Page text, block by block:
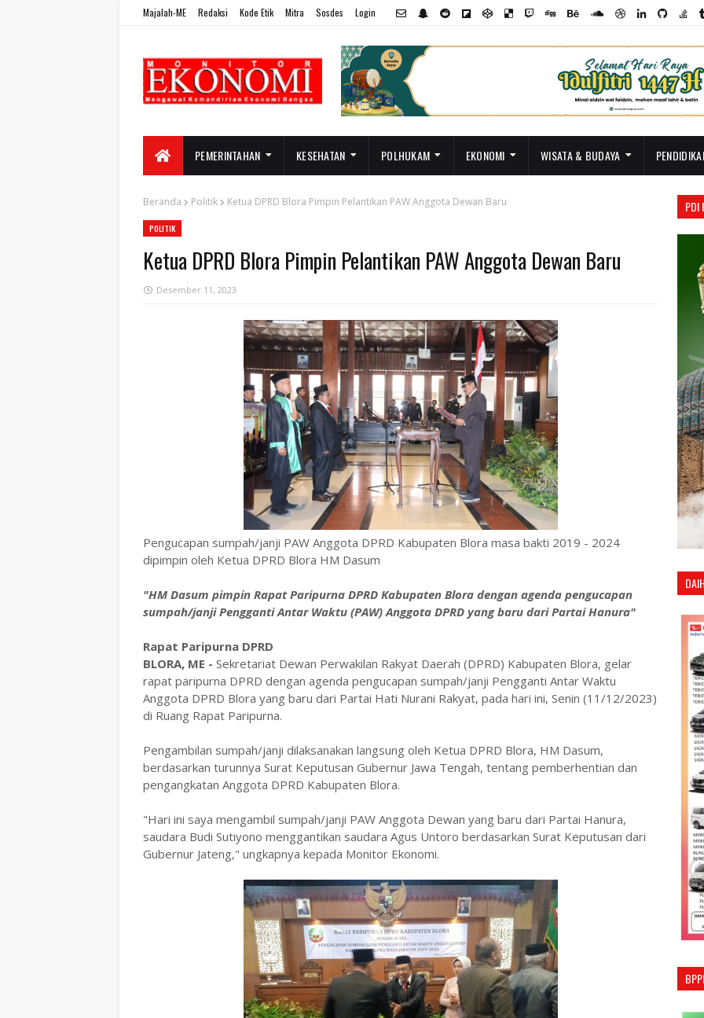
Majalah-ME Redaksi Kode Etik Mitra Sosdes Login
PEMERINTAHAN KESEHATAN POLHUKAM EKONOMI WISATA & BUDAYA
Beranda Politik Ketua DPRD Blora Pimpin Pelantikan PAW Anggota Dewan Baru
POLITIK
Ketua DPRD Blora Pimpin Pelantikan PAW Anggota Dewan Baru
Desember 11, 2023
Pengucapan sumpah/janji PAW Anggota DPRD Kabupaten Blora masa bakti 2019 - 2024
dipimpin oleh Ketua DPRD Blora HM Dasum
"HM Dasum pimpin Rapat Paripurna DPRD Kabupaten Blora dengan agenda pengucapan
sumpah/janji Pengganti Antar Waktu (PAW) Anggota DPRD yang baru dari Partai Hanura"
Rapat Paripurna DPRD
BLORA, ME - Sekretariat Dewan Perwakilan Rakyat Daerah (DPRD) Kabupaten Blora, gelar
rapat paripurna DPRD dengan agenda pengucapan sumpah/janji Pengganti Antar Waktu
Anggota DPRD Blora yang baru dari Partai Hati Nurani Rakyat, pada hari ini, Senin (11/12/2023)
di Ruang Rapat Paripurna.
Pengambilan sumpah/janji dilaksanakan langsung oleh Ketua DPRD Blora, HM Dasum,
berdasarkan turunnya Surat Keputusan Gubernur Jawa Tengah, tentang pemberhentian dan
pengangkatan Anggota DPRD Kabupaten Blora.
"Hari ini saya mengambil sumpah/janji PAW Anggota Dewan yang baru dari Partai Hanura,
saudara Budi Sutiyono menggantikan saudara Agus Untoro berdasarkan Surat Keputusan dari
Gubernur Jateng," ungkapnya kepada Monitor Ekonomi.
PDI